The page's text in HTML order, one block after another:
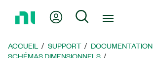
page
d’accueil
Mon compteRechercher
ACCUEIL SUPPORT
DOCUMENTATION
SCHÉMAS DIMENSIONNELS